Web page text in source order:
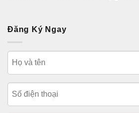
Đăng Ký Ngay